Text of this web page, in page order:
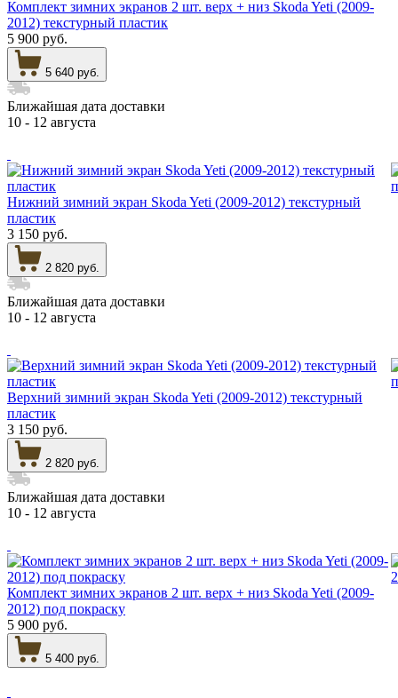
Комплект зимних экранов 2 шт. верх + низ Skoda Yeti (2009-
2012) текстурный пластик
5 900 руб.
5 640 руб.
Ближайшая дата доставки
10 - 12 августа
Нижний зимний экран Skoda Yeti (2009-2012) текстурный
пластик
3 150 руб.
2 820 руб.
Ближайшая дата доставки
10 - 12 августа
Верхний зимний экран Skoda Yeti (2009-2012) текстурный
пластик
3 150 руб.
2 820 руб.
Ближайшая дата доставки
10 - 12 августа
Комплект зимних экранов 2 шт. верх + низ Skoda Yeti (2009-
2012) под покраску
5 900 руб.
5 400 руб.